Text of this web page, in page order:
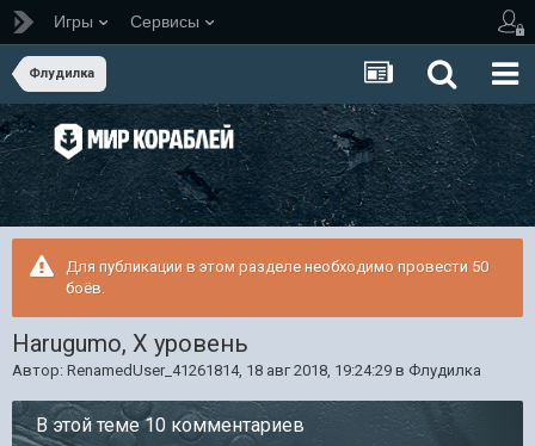
Игры Сервисы
Флудилка
Для публикации в этом разделе необходимо провести 50
боёв.
Harugumo, X уровень
Автор: RenamedUser_41261814, 18 авг 2018, 19:24:29 в Флудилка
В этой теме 10 комментариев